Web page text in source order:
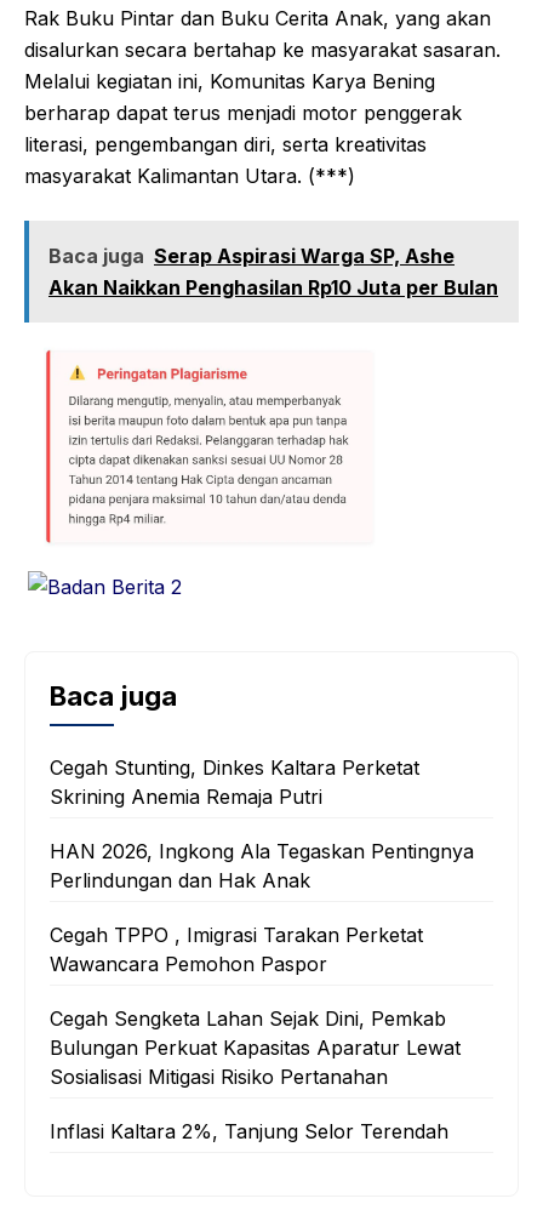
Rak Buku Pintar dan Buku Cerita Anak, yang akan
disalurkan secara bertahap ke masyarakat sasaran.
Melalui kegiatan ini, Komunitas Karya Bening
berharap dapat terus menjadi motor penggerak
literasi, pengembangan diri, serta kreativitas
masyarakat Kalimantan Utara. (***)
Baca juga Serap Aspirasi Warga SP, Ashe
Akan Naikkan Penghasilan Rp10 Juta per Bulan
Baca juga
Cegah Stunting, Dinkes Kaltara Perketat
Skrining Anemia Remaja Putri
HAN 2026, Ingkong Ala Tegaskan Pentingnya
Perlindungan dan Hak Anak
Cegah TPPO , Imigrasi Tarakan Perketat
Wawancara Pemohon Paspor
Cegah Sengketa Lahan Sejak Dini, Pemkab
Bulungan Perkuat Kapasitas Aparatur Lewat
Sosialisasi Mitigasi Risiko Pertanahan
Inflasi Kaltara 2%, Tanjung Selor Terendah